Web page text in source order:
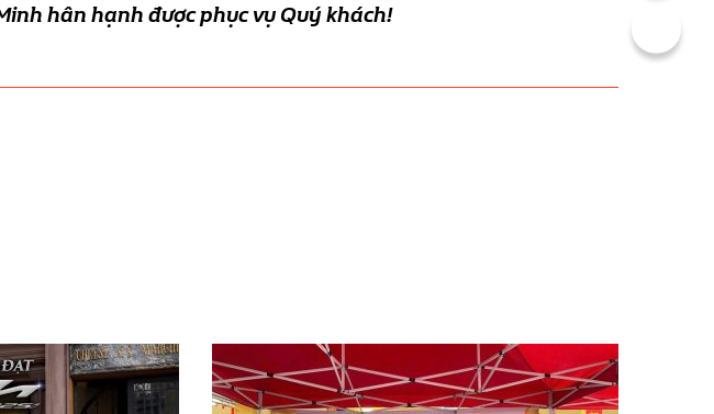
hân hạnh được phục vụ Quý khách!